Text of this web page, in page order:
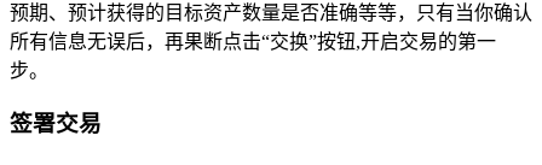
预期、预计获得的目标资产数量是否准确等等，只有当你确认
所有信息无误后，再果断点击“交换”按钮,开启交易的第一
步。
签署交易